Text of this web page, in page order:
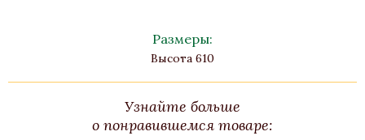
Размеры:
Высота 610
Узнайте больше
о понравившемся товаре: